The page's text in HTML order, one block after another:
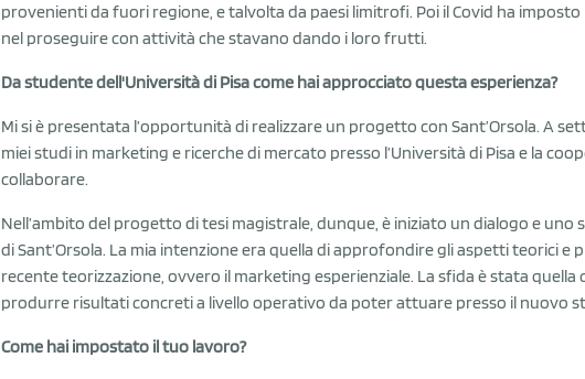
provenienti da fuori regione, e talvolta da paesi limitrofi. Poi il Covid ha
nel proseguire con attività che stavano dando i loro frutti.
Da studente dell'Università di Pisa come hai approcciato questa esperienza?
Mi si è presentata l’opportunità di realizzare un progetto con Sant’Orsola. A
miei studi in marketing e ricerche di mercato presso l’Università di Pisa e la
collaborare.
Nell’ambito del progetto di tesi magistrale, dunque, è iniziato un dialogo e uno
di Sant’Orsola. La mia intenzione era quella di approfondire gli aspetti teorici e
recente teorizzazione, ovvero il marketing esperienziale. La sfida è stata
produrre risultati concreti a livello operativo da poter attuare presso il nuovo
Come hai impostato il tuo lavoro?